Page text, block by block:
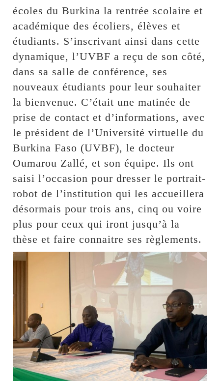
écoles du Burkina la rentrée scolaire et
académique des écoliers, élèves et
étudiants. S’inscrivant ainsi dans cette
dynamique, l’UVBF a reçu de son côté,
dans sa salle de conférence, ses
nouveaux étudiants pour leur souhaiter
la bienvenue. C’était une matinée de
prise de contact et d’informations, avec
le président de l’Université virtuelle du
Burkina Faso (UVBF), le docteur
Oumarou Zallé, et son équipe. Ils ont
saisi l’occasion pour dresser le portrait-
robot de l’institution qui les accueillera
désormais pour trois ans, cinq ou voire
plus pour ceux qui iront jusqu’à la
thèse et faire connaitre ses règlements.